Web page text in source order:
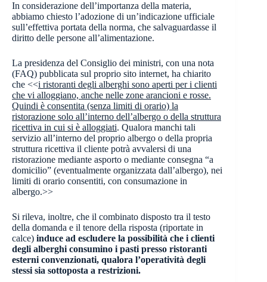
In considerazione dell’importanza della materia,
abbiamo chiesto l’adozione di un’indicazione ufficiale
sull’effettiva portata della norma, che salvaguardasse il
diritto delle persone all’alimentazione.
La presidenza del Consiglio dei ministri, con una nota
(FAQ) pubblicata sul proprio sito internet, ha chiarito
che <<i ristoranti degli alberghi sono aperti per i clienti
che vi alloggiano, anche nelle zone arancioni e rosse.
Quindi è consentita (senza limiti di orario) la
ristorazione solo all’interno dell’albergo o della struttura
ricettiva in cui si è alloggiati. Qualora manchi tali
servizio all’interno del proprio albergo o della propria
struttura ricettiva il cliente potrà avvalersi di una
ristorazione mediante asporto o mediante consegna “a
domicilio” (eventualmente organizzata dall’albergo), nei
limiti di orario consentiti, con consumazione in
albergo.>>
Si rileva, inoltre, che il combinato disposto tra il testo
della domanda e il tenore della risposta (riportate in
calce) induce ad escludere la possibilità che i clienti
degli alberghi consumino i pasti presso ristoranti
esterni convenzionati, qualora l’operatività degli
stessi sia sottoposta a restrizioni.